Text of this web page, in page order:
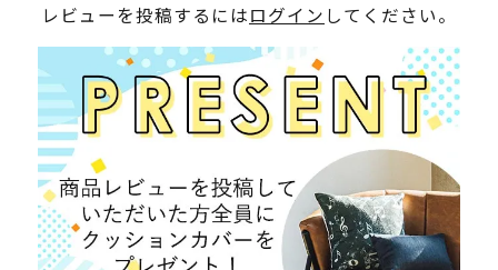
レビューを投稿するにはログイン してください。